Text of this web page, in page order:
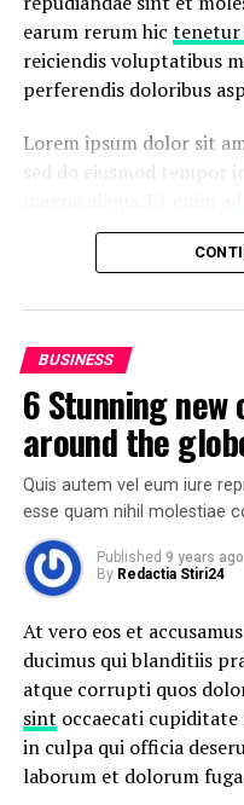
Et harum quidem rerum
Nam libero tempore,
cumque
nihil impedit quo
facere possimus, omnis
dolor repellendus.
relatable
DON'T MISS
Uber and Lyft are finally
State
earum rerum hic tenetur
reiciendis voluptatibus
perferendis doloribus
Lorem ipsum dolor sit
sed do eiusmod
exercitation ullamco
commodo consequat.
Nemo enim ipsam
aspernatur aut odit aut
magni dolores eos qui
nesciunt.
Et harum quidem rerum
Nam libero tempore,
cumquenihil impedit
facere possimus, omnis
dolor repellendus.
Nulla pariatur.
proident, sunt in culpa
id est laborum.
Sed ut perspiciatis unde
voluptatem accusantium
totam rem aperiam,
BUSINESS
6 Stunning
around the
Quis autem vel eum iure
esse quam nihil molestiae
Published 9 years ago
By Redactia Stiri24
At vero eos et
ducimus qui blanditiis
atque corrupti quos
sint occaecati
in culpa qui officia
laborum et dolorum